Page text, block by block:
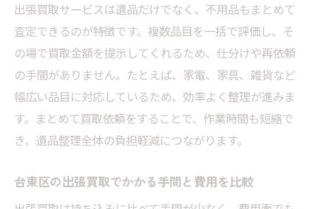
出張買取サービスは遺品だけでなく、不用品もまとめて
査定できるのが特徴です。複数品目を一括で評価し、そ
の場で買取金額を提示してくれるため、仕分けや再依頼
の手間がありません。たとえば、家電、家具、雑貨など
幅広い品目に対応しているため、効率よく整理が進みま
す。まとめて買取依頼をすることで、作業時間も短縮で
き、遺品整理全体の負担軽減につながります。
台東区の出張買取でかかる手間と費用を比較